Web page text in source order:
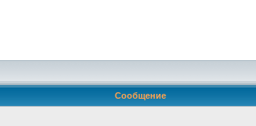
Сообщение